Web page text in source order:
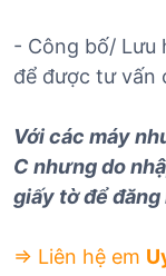
- Công bố/ Lưu
để được tư vấn
Với các máy
C nhưng do
giấy tờ để đăng
=> Liên hệ em